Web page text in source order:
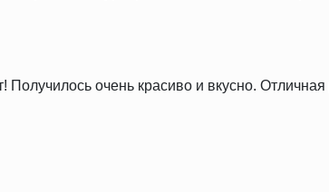
Получилось очень красиво и вкусно.